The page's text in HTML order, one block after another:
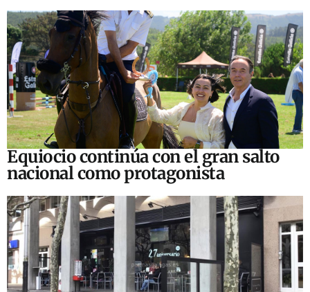
Equiocio continúa con el gran salto
nacional como protagonista